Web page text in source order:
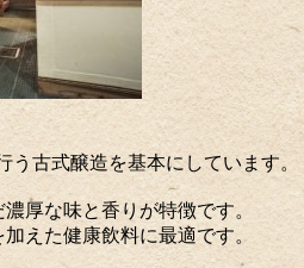
う古式醸造を基本にしています。
厚な味と香りが特徴です。
えた健康飲料に最適です。